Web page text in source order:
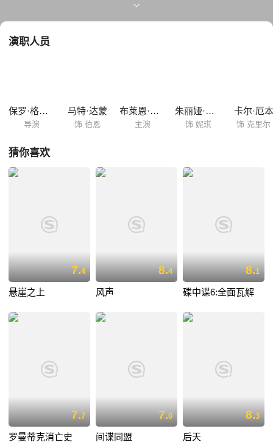
活。一天，神秘组织的杀手来到小镇，打破了伯恩二人世界的宁静，女友
破坏了中情局的一次情报交易，杀害特工。伯恩别无选择，他只能找到冒
演职人员
保罗·格林格拉斯
导演
马特·达蒙
饰 伯恩
布莱恩·考克斯
主演
朱丽娅·斯蒂尔斯
饰 妮琪
卡尔·厄本
饰 克里尔
猜你喜欢
7.4
悬崖之上
8.4
风声
8.1
碟中谍6:全面瓦解
7.7
罗曼蒂克消亡史
7.0
间谍同盟
8.3
后天